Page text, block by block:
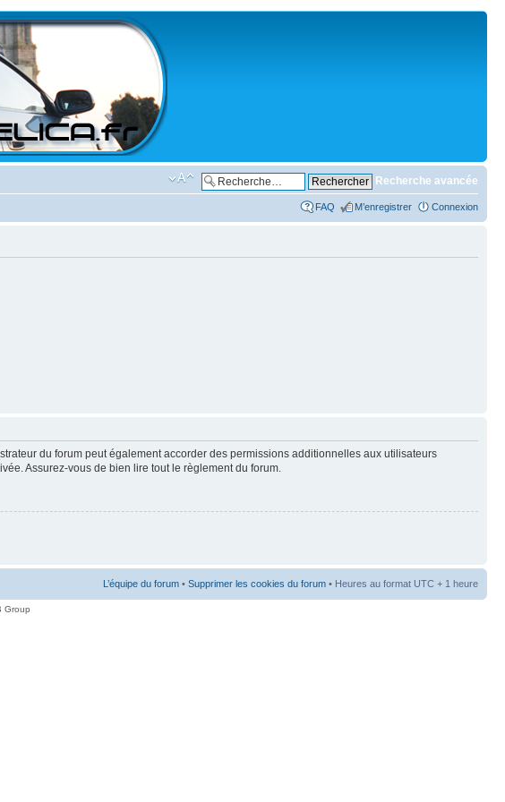
Recherche avancée
FAQ M’enregistrer Connexion
du forum peut également accorder des permissions additionnelles aux utilisateurs
Assurez-vous de bien lire tout le règlement du forum.
L’équipe du forum • Supprimer les cookies du forum • Heures au format UTC + 1 heure
Group